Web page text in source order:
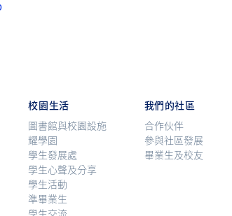
校園生活
圖書館與校園設施
耀學園
學生發展處
學生心聲及分享
學生活動
準畢業生
我們的社區
合作伙伴
參與社區發展
畢業生及校友